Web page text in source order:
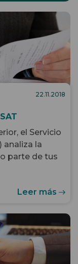
22.11.2018
, el Servicio
analiza la
parte de tus
Leer más